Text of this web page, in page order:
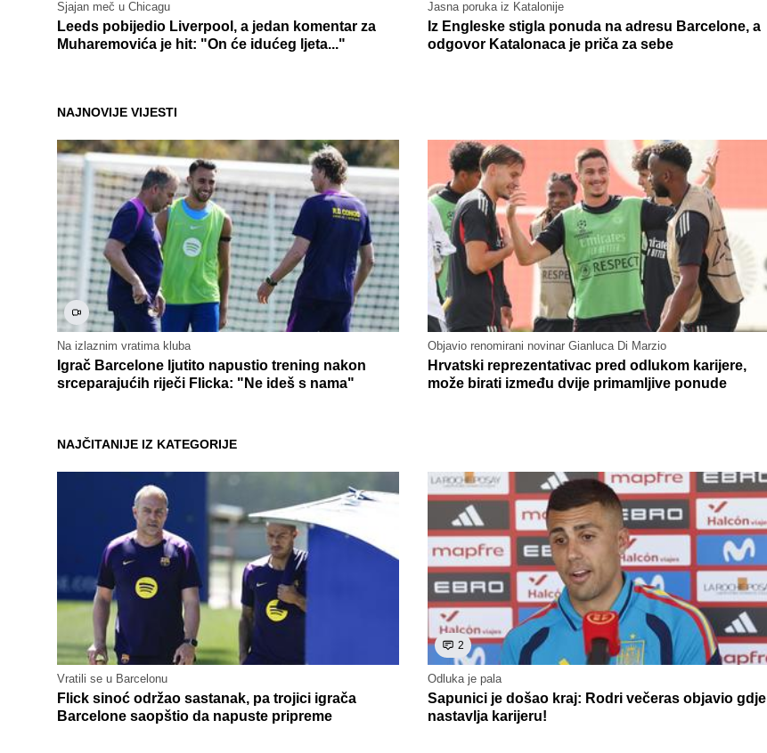
Sjajan meč u Chicagu
Leeds pobijedio Liverpool, a jedan komentar za
Muharemovića je hit: "On će idućeg ljeta..."
Jasna poruka iz Katalonije
Iz Engleske stigla ponuda na adresu Barcelone, a
odgovor Katalonaca je priča za sebe
NAJNOVIJE VIJESTI
Na izlaznim vratima kluba
Igrač Barcelone ljutito napustio trening nakon
srceparajućih riječi Flicka: "Ne ideš s nama"
Objavio renomirani novinar Gianluca Di Marzio
Hrvatski reprezentativac pred odlukom karijere,
može birati između dvije primamljive ponude
NAJČITANIJE IZ KATEGORIJE
Vratili se u Barcelonu
Flick sinoć održao sastanak, pa trojici igrača
Barcelone saopštio da napuste pripreme
2
Odluka je pala
Sapunici je došao kraj: Rodri večeras objavio gdje
nastavlja karijeru!